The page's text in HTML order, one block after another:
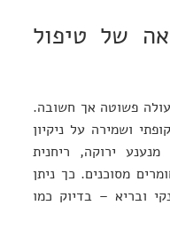
של טיפול
פשוטה אך חשובה.
ושמירה על ניקיון
ירוקה, ריחנית
מסוכנים. כך ניתן
ובריא – בדיוק כמו